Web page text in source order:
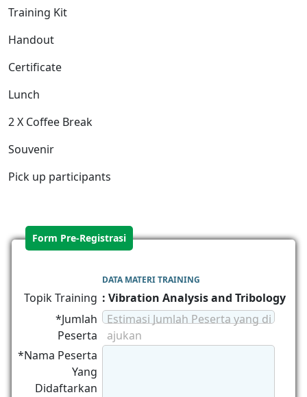
Training Kit
Handout
Certificate
Lunch
2 X Coffee Break
Souvenir
Pick up participants
Form Pre-Registrasi
DATA MATERI TRAINING
Topik Training : Vibration Analysis and Tribology
*Jumlah
Peserta
Estimasi Jumlah Peserta yang di
ajukan
*Nama Peserta
Yang
Didaftarkan